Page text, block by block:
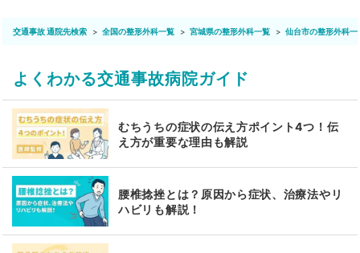
交通事故 通院先検索 全国の整形外科一覧 宮城県の整形外科一覧 仙台市の整形外科一
よくわかる交通事故病院ガイド
むちうちの症状の伝え方ポイント4つ！伝
え方が重要な理由も解説
腰椎捻挫とは？原因から症状、治療法やリ
ハビリも解説！